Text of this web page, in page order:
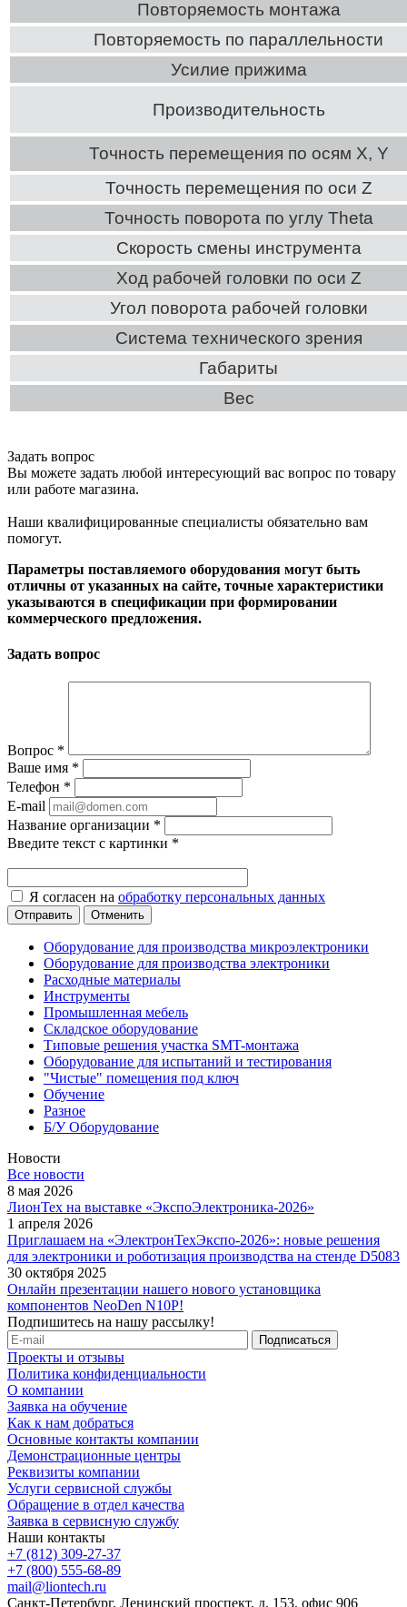
Повторяемость монтажа
Повторяемость по параллельности
Усилие прижима
Производительность
Точность перемещения по осям Х, Y
Точность перемещения по оси Z
Точность поворота по углу Theta
Скорость смены инструмента
Ход рабочей головки по оси Z
Угол поворота рабочей головки
Система технического зрения
Габариты
Вес
Задать вопрос
Вы можете задать любой интересующий вас вопрос по товару
или работе магазина.
Наши квалифицированные специалисты обязательно вам
помогут.
Параметры поставляемого оборудования могут быть
отличны от указанных на сайте, точные характеристики
указываются в спецификации при формировании
коммерческого предложения.
Задать вопрос
Вопрос *
Ваше имя *
Телефон *
E-mail
Название организации *
Введите текст с картинки *
Я согласен на обработку персональных данных
Отменить
Оборудование для производства микроэлектроники
Оборудование для производства электроники
Расходные материалы
Инструменты
Промышленная мебель
Складское оборудование
Типовые решения участка SMT-монтажа
Оборудование для испытаний и тестирования
"Чистые" помещения под ключ
Обучение
Разное
Б/У Оборудование
Новости
Все новости
8 мая 2026
ЛионТех на выставке «ЭкспоЭлектроника-2026»
1 апреля 2026
Приглашаем на «ЭлектронТехЭкспо-2026»: новые решения
для электроники и роботизация производства на стенде D5083
30 октября 2025
Онлайн презентации нашего нового установщика
компонентов NeoDen N10P!
Подпишитесь на нашу рассылку!
Проекты и отзывы
Политика конфиденциальности
О компании
Заявка на обучение
Как к нам добраться
Основные контакты компании
Демонстрационные центры
Реквизиты компании
Услуги сервисной службы
Обращение в отдел качества
Заявка в сервисную службу
Наши контакты
+7 (812) 309-27-37
+7 (800) 555-68-89
mail@liontech.ru
Санкт-Петербург, Ленинский проспект, д. 153, офис 906